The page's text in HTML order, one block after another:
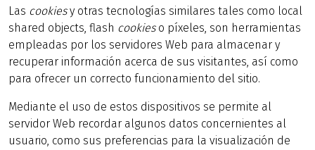
Las cookiesy otras tecnologías similares tales como local
shared objects, flash cookies o píxeles, son herramientas
empleadas por los servidores Web para almacenar y
recuperar información acerca de sus visitantes, así como
para ofrecer un correcto funcionamiento del sitio.
Mediante el uso de estos dispositivos se permite al
servidor Web recordar algunos datos concernientes al
usuario, como sus preferencias para la visualización de